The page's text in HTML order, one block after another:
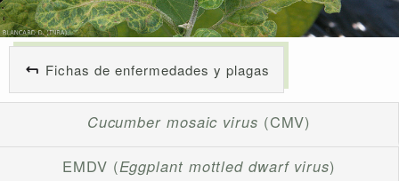
Fichas de enfermedades y plagas
Cucumber mosaic virus (CMV)
EMDV (Eggplant mottled dwarf virus)